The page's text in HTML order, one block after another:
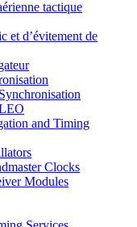
tactique
et d’évitement de
and Timing
Clocks
Modules